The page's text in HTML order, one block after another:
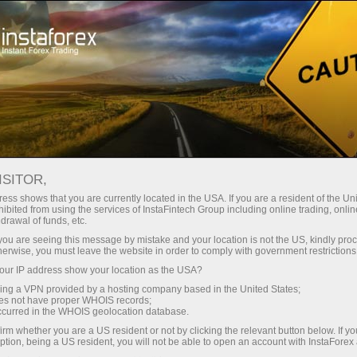
Швидке відкриття рахунку Торгова платформа
Інвесторам Партнерам
shows that you are currently located in the USA. If you are a resident of the
from using the services of InstaFintech Group including online trading,
of funds, etc.
are seeing this message by mistake and your location is not the US, kindly
you must leave the website in order to comply with government
IP address show your location as the USA?
a VPN provided by a hosting company based in the United States;
not have proper WHOIS records;
in the WHOIS geolocation database.
whether you are a US resident or not by clicking the relevant button below. If
being a US resident, you will not be able to open an account with InstaForex